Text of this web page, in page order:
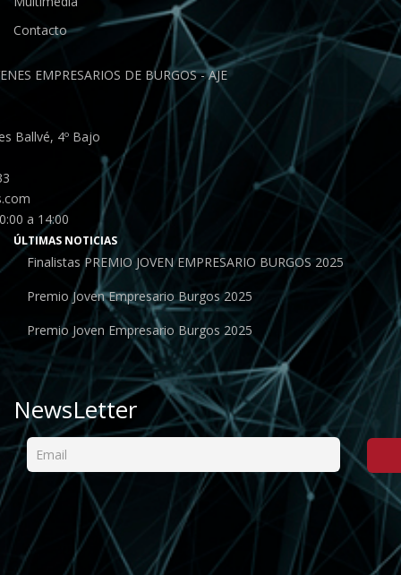
Contacto
EMPRESARIOS DE BURGOS - AJE
Ballvé, 4º Bajo
a 14:00
ÚLTIMAS NOTICIAS
Finalistas PREMIO JOVEN EMPRESARIO BURGOS 2025
Premio Joven Empresario Burgos 2025
Premio Joven Empresario Burgos 2025
NewsLetter